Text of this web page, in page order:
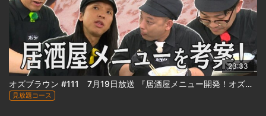
23:33
オズブラウン #111 7月19日放送 『居酒屋メニュー開発！オズブラアルティ飯（前編）』
見放題コース